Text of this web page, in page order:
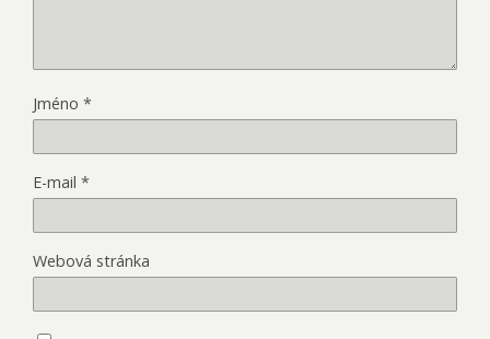
Jméno *
E-mail *
Webová stránka